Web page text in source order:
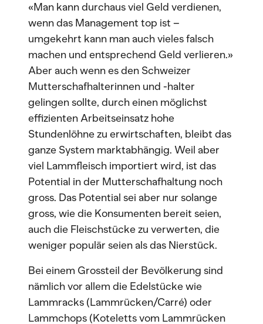
«Man kann durchaus viel Geld verdienen,
wenn das Management top ist –
umgekehrt kann man auch vieles falsch
machen und entsprechend Geld verlieren.»
Aber auch wenn es den Schweizer
Mutterschafhalterinnen und -halter
gelingen sollte, durch einen möglichst
effizienten Arbeitseinsatz hohe
Stundenlöhne zu erwirtschaften, bleibt das
ganze System marktabhängig. Weil aber
viel Lammfleisch importiert wird, ist das
Potential in der Mutterschafhaltung noch
gross. Das Potential sei aber nur solange
gross, wie die Konsumenten bereit seien,
auch die Fleischstücke zu verwerten, die
weniger populär seien als das Nierstück.
Bei einem Grossteil der Bevölkerung sind
nämlich vor allem die Edelstücke wie
Lammracks (Lammrücken/Carré) oder
Lammchops (Koteletts vom Lammrücken